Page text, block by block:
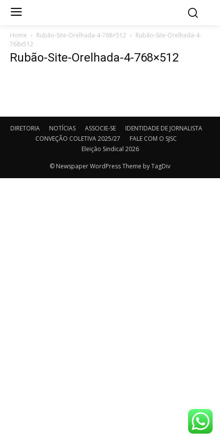
Home Rubão-Site-Orelhada-4-768×512
Rubão-Site-Orelhada-4-
768x512
Rubão-Site-Orelhada-4-768×512
DIRETORIA NOTÍCIAS ASSOCIE-SE
IDENTIDADE DE JORNALISTA
CONVEÇÃO COLETIVA 2025/27
FALE COM O SJSC
Eleição Sindical 2026
© Newspaper WordPress Theme by TagDiv